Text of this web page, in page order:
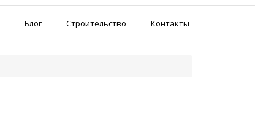
Блог Строительство Контакты